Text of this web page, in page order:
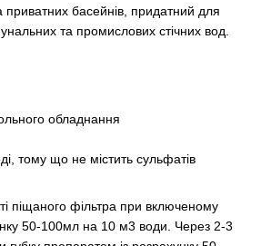
басейнів, придатний для
та промислових стічних вод.
обладнання
тому що не містить сульфатів
піщаного фільтра при включеному
50-100мл на 10 м3 води. Через 2-3